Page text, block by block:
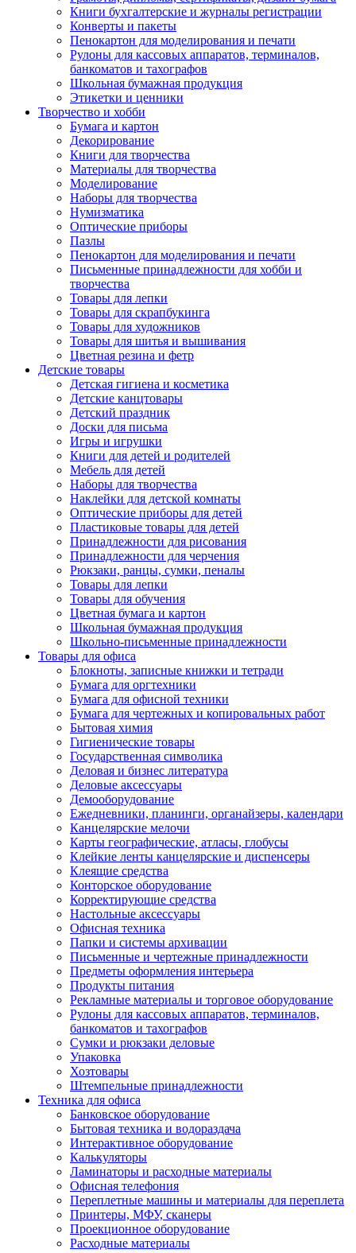
Книги бухгалтерские и журналы регистрации
Конверты и пакеты
Пенокартон для моделирования и печати
Рулоны для кассовых аппаратов, терминалов,
банкоматов и тахографов
Школьная бумажная продукция
Этикетки и ценники
Творчество и хобби
Бумага и картон
Декорирование
Книги для творчества
Материалы для творчества
Моделирование
Наборы для творчества
Нумизматика
Оптические приборы
Пазлы
Пенокартон для моделирования и печати
Письменные принадлежности для хобби и
творчества
Товары для лепки
Товары для скрапбукинга
Товары для художников
Товары для шитья и вышивания
Цветная резина и фетр
Детские товары
Детская гигиена и косметика
Детские канцтовары
Детский праздник
Доски для письма
Игры и игрушки
Книги для детей и родителей
Мебель для детей
Наборы для творчества
Наклейки для детской комнаты
Оптические приборы для детей
Пластиковые товары для детей
Принадлежности для рисования
Принадлежности для черчения
Рюкзаки, ранцы, сумки, пеналы
Товары для лепки
Товары для обучения
Цветная бумага и картон
Школьная бумажная продукция
Школьно-письменные принадлежности
Товары для офиса
Блокноты, записные книжки и тетради
Бумага для оргтехники
Бумага для офисной техники
Бумага для чертежных и копировальных работ
Бытовая химия
Гигиенические товары
Государственная символика
Деловая и бизнес литература
Деловые аксессуары
Демооборудование
Ежедневники, планинги, органайзеры, календари
Канцелярские мелочи
Карты географические, атласы, глобусы
Клейкие ленты канцелярские и диспенсеры
Клеящие средства
Конторское оборудование
Корректирующие средства
Настольные аксессуары
Офисная техника
Папки и системы архивации
Письменные и чертежные принадлежности
Предметы оформления интерьера
Продукты питания
Рекламные материалы и торговое оборудование
Рулоны для кассовых аппаратов, терминалов,
банкоматов и тахографов
Сумки и рюкзаки деловые
Упаковка
Хозтовары
Штемпельные принадлежности
Техника для офиса
Банковское оборудование
Бытовая техника и водораздача
Интерактивное оборудование
Калькуляторы
Ламинаторы и расходные материалы
Офисная телефония
Переплетные машины и материалы для переплета
Принтеры, МФУ, сканеры
Проекционное оборудование
Расходные материалы